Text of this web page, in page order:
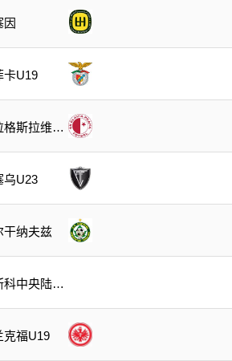
因
卡U19
格斯拉维亚
乌U23
干纳夫兹
科中央陆军
克福U19